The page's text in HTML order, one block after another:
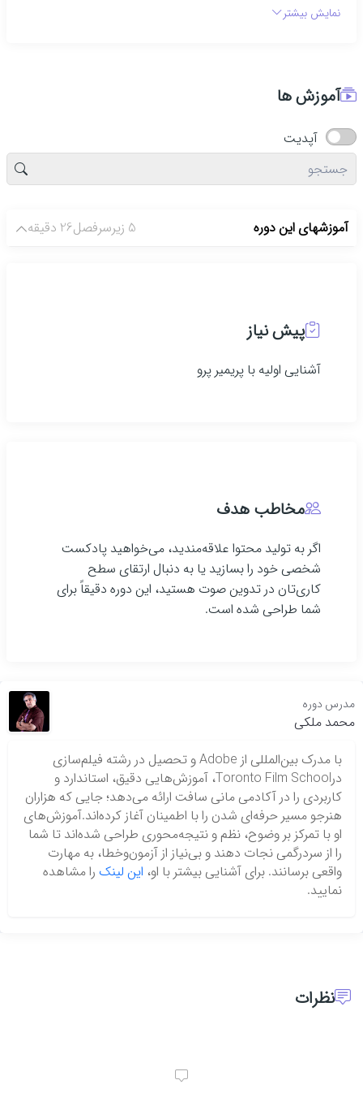
نمایش بیشتر
آموزش ها
آپدیت
آموزشهای این دوره 5 زیرسرفصل 26 دقیقه
پیش نیاز
آشنایی اولیه با پریمیر پرو
مخاطب هدف
اگر به تولید محتوا علاقه‌مندید، می‌خواهید پادکست
شخصی خود را بسازید یا به دنبال ارتقای سطح
کاری‌تان در تدوین صوت هستید، این دوره دقیقاً برای
شما طراحی شده است.
مدرس دوره
محمد ملکی
با مدرک بین‌المللی از Adobe و تحصیل در رشته فیلم‌سازی
درToronto Film School، آموزش‌هایی دقیق، استاندارد و
کاربردی را در آکادمی مانی سافت ارائه می‌دهد؛ جایی که هزاران
هنرجو مسیر حرفه‌ای شدن را با اطمینان آغاز کرده‌اند.آموزش‌های
او با تمرکز بر وضوح، نظم و نتیجه‌محوری طراحی شده‌اند تا شما
را از سردرگمی نجات دهند و بی‌نیاز از آزمون‌وخطا، به مهارت
واقعی برسانند. برای آشنایی بیشتر با او، این لینک را مشاهده
نمایید.
نظرات